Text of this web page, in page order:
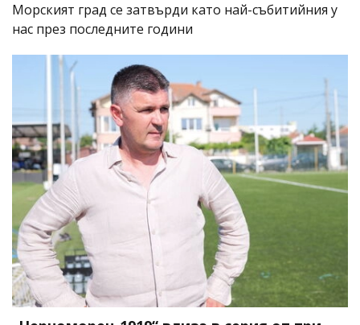
Морският град се затвърди като най-събитийния у
нас през последните години